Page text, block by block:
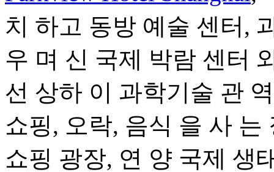
치 하고 동방 예술 센터,
우 며 신 국제 박람 센터
선 상하 이 과학기술 관
쇼핑, 오락, 음식 을 사
쇼핑 광장, 연 양 국제 생